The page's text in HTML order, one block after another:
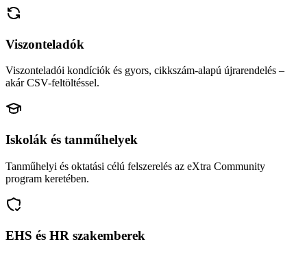
Viszonteladók
Viszonteladói kondíciók és gyors, cikkszám-alapú újrarendelés –
akár CSV-feltöltéssel.
Iskolák és tanműhelyek
Tanműhelyi és oktatási célú felszerelés az eXtra Community
program keretében.
EHS és HR szakemberek